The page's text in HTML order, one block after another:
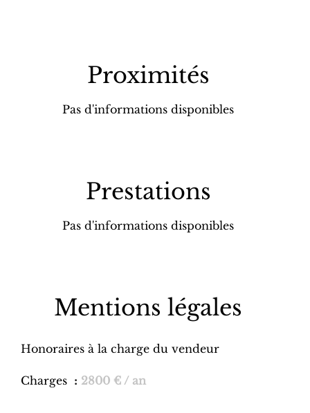
Proximités
Pas d'informations disponibles
Prestations
Pas d'informations disponibles
Mentions légales
Honoraires à la charge du vendeur
Charges 2800 € / an